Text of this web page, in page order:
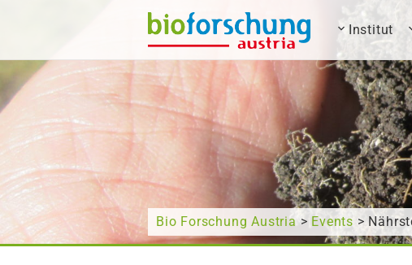
Wonach suchen Sie? Institut
Bio Forschung Austria> Events >